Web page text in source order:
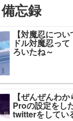
忘録
【対魔忍につ
ドル対魔忍っ
ろいたね～
【ぜんぜんわ
Proの設定をし
twitterをしてい